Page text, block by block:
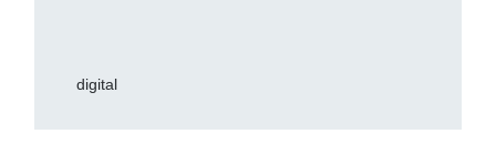
digital